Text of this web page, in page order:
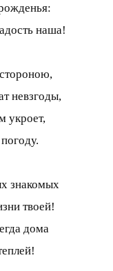
наша!
невзгоды,
укроет,
знакомых
твоей!
дома